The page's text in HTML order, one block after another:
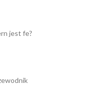
jest fe?